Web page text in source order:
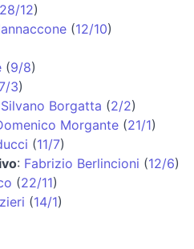
28/12)
(12/10)
(9/8)
3)
Silvano Borgatta (2/2)
Morgante (21/1)
(11/7)
: Fabrizio Berlincioni (12/6)
(22/11)
(14/1)